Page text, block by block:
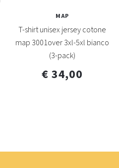
MAP
T-shirt unisex jersey cotone
map 3001over 3xl-5xl bianco
(3-pack)
€ 34,00